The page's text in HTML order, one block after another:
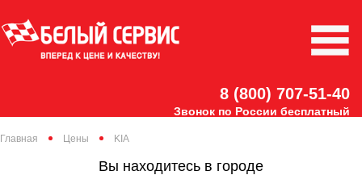
8 (800) 707-51-40
Звонок по России бесплатный
Главная Цены KIA
Вы находитесь в городе